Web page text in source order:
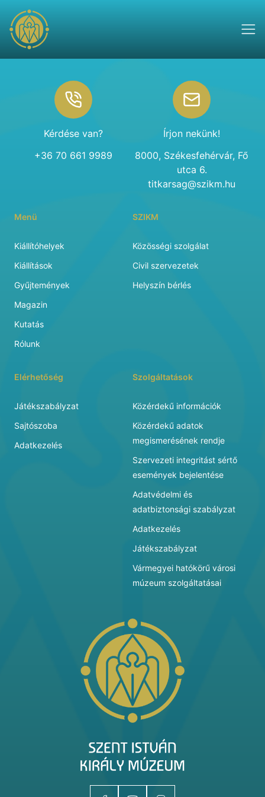
Kérdése van?
+36 70 661 9989
Írjon nekünk!
8000, Székesfehérvár, Fő
utca 6.
titkarsag@szikm.hu
Menü
Kiállítóhelyek
Kiállítások
Gyűjtemények
Magazin
Kutatás
Rólunk
SZIKM
Közösségi szolgálat
Civil szervezetek
Helyszín bérlés
Elérhetőség
Játékszabályzat
Sajtószoba
Adatkezelés
Szolgáltatások
Közérdekű információk
Közérdekű adatok
megismerésének rendje
Szervezeti integritást sértő
események bejelentése
Adatvédelmi és
adatbiztonsági szabályzat
Adatkezelés
Játékszabályzat
Vármegyei hatókörű városi
múzeum szolgáltatásai